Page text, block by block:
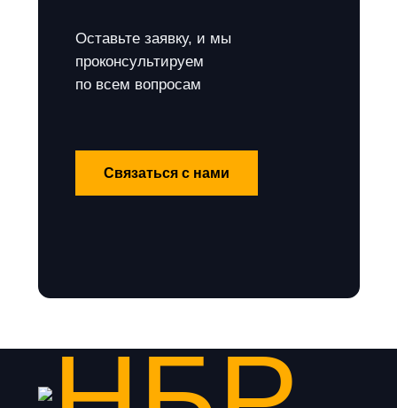
Оставьте заявку, и мы
проконсультируем
по всем вопросам
Связаться с нами